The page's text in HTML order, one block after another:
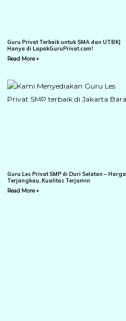
Guru Privat Terbaik untuk SMA dan UTBK|
Hanya di LapakGuruPrivat.com!
Read More »
Guru Les Privat SMP di Duri Selatan – Harga
Terjangkau, Kualitas Terjamin
Read More »